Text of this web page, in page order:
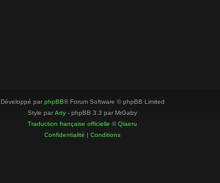
Développé par phpBB® Forum Software © phpBB Limited
Style par Arty - phpBB 3.3 par MrGaby
Traduction française officielle ©Qiaeru
Confidentialité | Conditions